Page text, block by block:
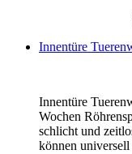
Innentüre
Innentüre
Wochen
schlicht und
können universell